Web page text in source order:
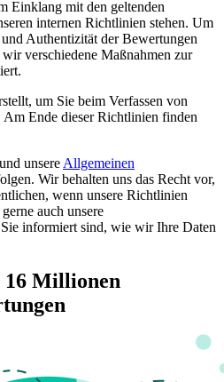
Einklang mit den geltenden
internen Richtlinien stehen. Um
Authentizität der Bewertungen
verschiedene Maßnahmen zur
um Sie beim Verfassen von
Ende dieser Richtlinien finden
und unsere Allgemeinen
Wir behalten uns das Recht vor,
wenn unsere Richtlinien
auch unsere
informiert sind, wie wir Ihre Daten
16 Millionen